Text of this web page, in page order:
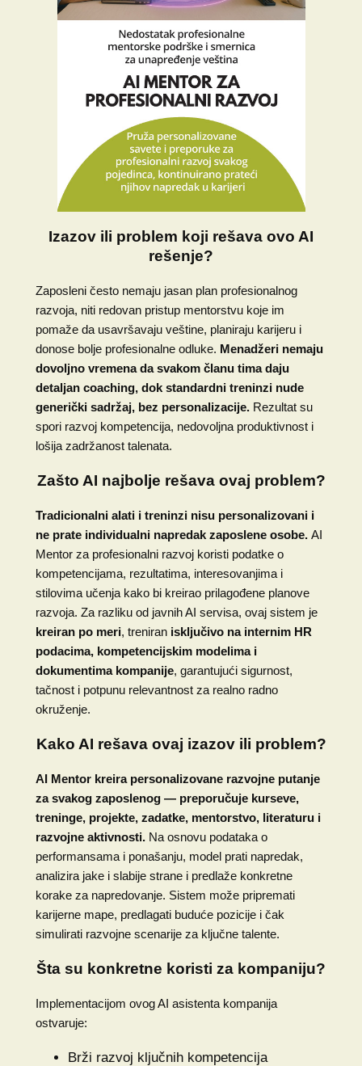
Izazov ili problem koji rešava ovo AI
rešenje?
Zaposleni često nemaju jasan plan profesionalnog
razvoja, niti redovan pristup mentorstvu koje im
pomaže da usavršavaju veštine, planiraju karijeru i
donose bolje profesionalne odluke. Menadžeri nemaju
dovoljno vremena da svakom članu tima daju
detaljan coaching, dok standardni treninzi nude
generički sadržaj, bez personalizacije.Rezultat su
spori razvoj kompetencija, nedovoljna produktivnost i
lošija zadržanost talenata.
Zašto AI najbolje rešava ovaj problem?
Tradicionalni alati i treninzi nisu personalizovani i
ne prate individualni napredak zaposlene osobe. AI
Mentor za profesionalni razvoj koristi podatke o
kompetencijama, rezultatima, interesovanjima i
stilovima učenja kako bi kreirao prilagođene planove
razvoja. Za razliku od javnih AI servisa, ovaj sistem je
kreiran po meri, treniran isključivo na internim HR
podacima, kompetencijskim modelima i
dokumentima kompanije, garantujući sigurnost,
tačnost i potpunu relevantnost za realno radno
okruženje.
Kako AI rešava ovaj izazov ili problem?
AI Mentor kreira personalizovane razvojne putanje
za svakog zaposlenog — preporučuje kurseve,
treninge, projekte, zadatke, mentorstvo, literaturu i
razvojne aktivnosti.Na osnovu podataka o
performansama i ponašanju, model prati napredak,
analizira jake i slabije strane i predlaže konkretne
korake za napredovanje. Sistem može pripremati
karijerne mape, predlagati buduće pozicije i čak
simulirati razvojne scenarije za ključne talente.
Šta su konkretne koristi za kompaniju?
Implementacijom ovog AI asistenta kompanija
ostvaruje:
Brži razvoj ključnih kompetencija